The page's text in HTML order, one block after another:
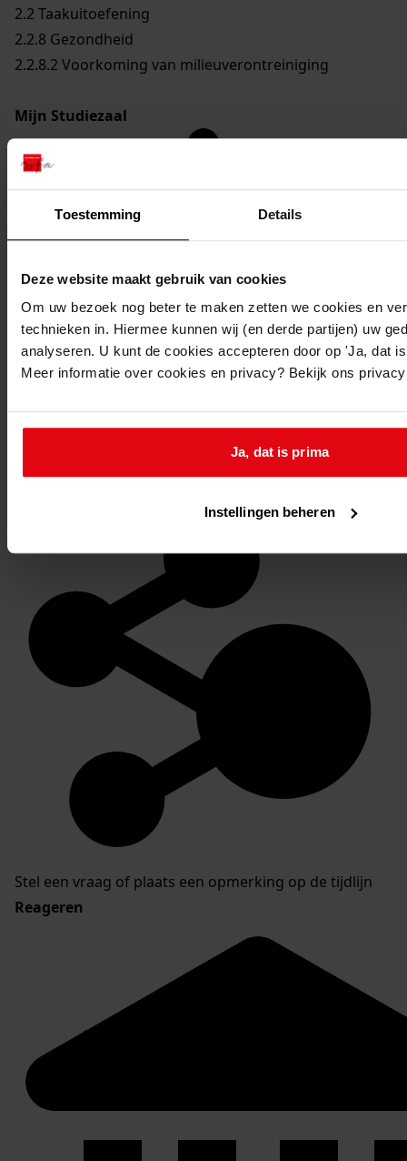
Toestemming Details
Deze website maakt gebruik van cookies
Om uw bezoek nog beter te maken zetten we cookies en
technieken in. Hiermee kunnen wij (en derde partijen) uw
analyseren. U kunt de cookies accepteren door op 'Ja, dat
Meer informatie over cookies en privacy? Bekijk ons
Ja, dat is prima
Instellingen beheren
2.2 Taakuitoefening
2.2.8 Gezondheid
2.2.8.2 Voorkoming van milieuverontreiniging
Mijn Studiezaal
Favoriet of een notitie maken
Stel een vraag of plaats een opmerking op de tijdlijn
Reageren